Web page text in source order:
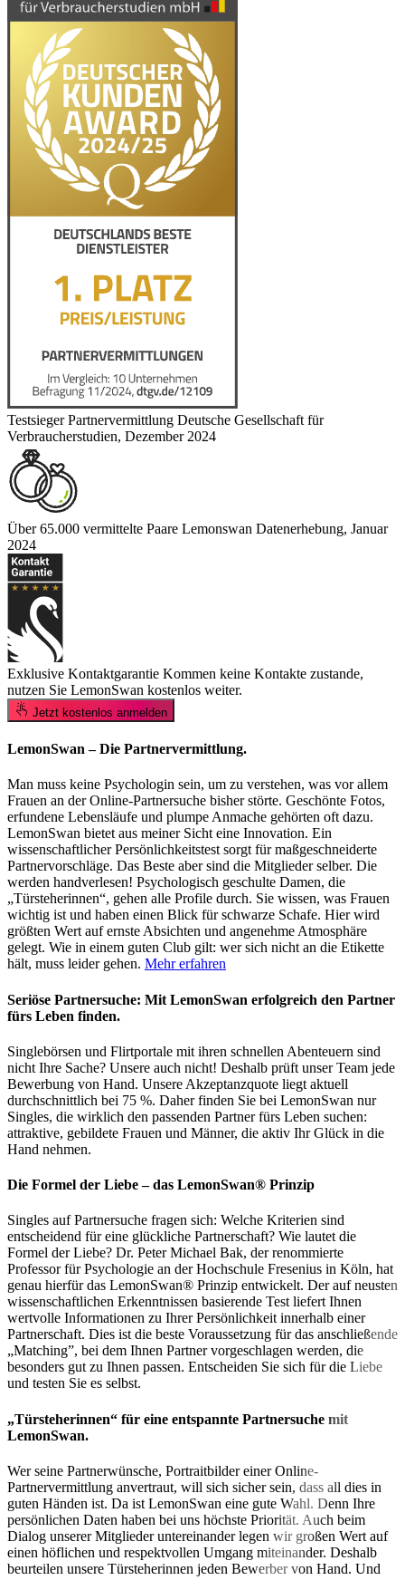
Testsieger Partnervermittlung Deutsche Gesellschaft für
Verbraucherstudien, Dezember 2024
Über 65.000 vermittelte Paare Lemonswan Datenerhebung, Januar
2024
Exklusive Kontaktgarantie Kommen keine Kontakte zustande,
nutzen Sie LemonSwan kostenlos weiter.
Jetzt kostenlos anmelden
LemonSwan – Die Partnervermittlung.
Man muss keine Psychologin sein, um zu verstehen, was vor allem
Frauen an der Online-Partnersuche bisher störte. Geschönte Fotos,
erfundene Lebensläufe und plumpe Anmache gehörten oft dazu.
LemonSwan bietet aus meiner Sicht eine Innovation. Ein
wissenschaftlicher Persönlichkeitstest sorgt für maßgeschneiderte
Partnervorschläge. Das Beste aber sind die Mitglieder selber. Die
werden handverlesen! Psychologisch geschulte Damen, die
„Türsteherinnen“, gehen alle Profile durch. Sie wissen, was Frauen
wichtig ist und haben einen Blick für schwarze Schafe. Hier wird
größten Wert auf ernste Absichten und angenehme Atmosphäre
gelegt. Wie in einem guten Club gilt: wer sich nicht an die Etikette
hält, muss leider gehen. Mehr erfahren
Seriöse Partnersuche: Mit LemonSwan erfolgreich den Partner
fürs Leben finden.
Singlebörsen und Flirtportale mit ihren schnellen Abenteuern sind
nicht Ihre Sache? Unsere auch nicht! Deshalb prüft unser Team jede
Bewerbung von Hand. Unsere Akzeptanzquote liegt aktuell
durchschnittlich bei 75 %. Daher finden Sie bei LemonSwan nur
Singles, die wirklich den passenden Partner fürs Leben suchen:
attraktive, gebildete Frauen und Männer, die aktiv Ihr Glück in die
Hand nehmen.
Die Formel der Liebe – das LemonSwan® Prinzip
Singles auf Partnersuche fragen sich: Welche Kriterien sind
entscheidend für eine glückliche Partnerschaft? Wie lautet die
Formel der Liebe? Dr. Peter Michael Bak, der renommierte
Professor für Psychologie an der Hochschule Fresenius in Köln, hat
genau hierfür das LemonSwan® Prinzip entwickelt. Der auf neusten
wissenschaftlichen Erkenntnissen basierende Test liefert Ihnen
wertvolle Informationen zu Ihrer Persönlichkeit innerhalb einer
Partnerschaft. Dies ist die beste Voraussetzung für das anschließende
„Matching”, bei dem Ihnen Partner vorgeschlagen werden, die
besonders gut zu Ihnen passen. Entscheiden Sie sich für die Liebe
und testen Sie es selbst.
„Türsteherinnen“ für eine entspannte Partnersuche mit
LemonSwan.
Wer seine Partnerwünsche, Portraitbilder einer Online-
Partnervermittlung anvertraut, will sich sicher sein, dass all dies in
guten Händen ist. Da ist LemonSwan eine gute Wahl. Denn Ihre
persönlichen Daten haben bei uns höchste Priorität. Auch beim
Dialog unserer Mitglieder untereinander legen wir großen Wert auf
einen höflichen und respektvollen Umgang miteinander. Deshalb
beurteilen unsere Türsteherinnen jeden Bewerber von Hand. Und